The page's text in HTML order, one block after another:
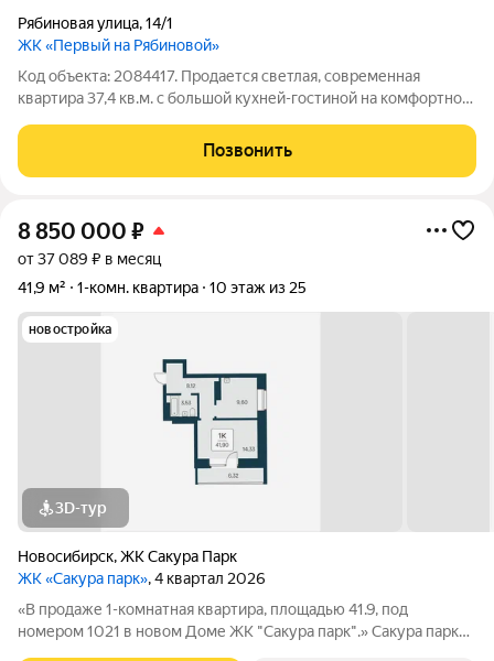
Рябиновая улица,14/1
ЖК «Первый на Рябиновой»
Код объекта: 2084417. Продается светлая, современная
квартира 37,4 кв.м. с большой кухней-гостиной на комфортном
монолитно-кирпичный дом 2021 года постройки, современное
оснащение дома: - счетчики
Позвонить
8 850 000 ₽
от 37 089 ₽ в месяц
41,9 м²
1-комн. квартира 10 этаж из 25
новостройка
3D-тур
Новосибирск,ЖК Сакура Парк
ЖК «Сакура парк», 4 квартал 2026
«В продаже 1-комнатная квартира, площадью 41.9, под
номером 1021 в новом Доме ЖК "Сакура парк".» Сакура парк